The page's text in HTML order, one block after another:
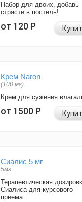
Набор для двоих, добавь
страсти в постель!
от 120Р
Крем Naron
(100 мг)
Крем для сужения
от 1500Р
Сиалис 5 мг
5мг
Терапевтическая
Сиалиса для курсового
приема